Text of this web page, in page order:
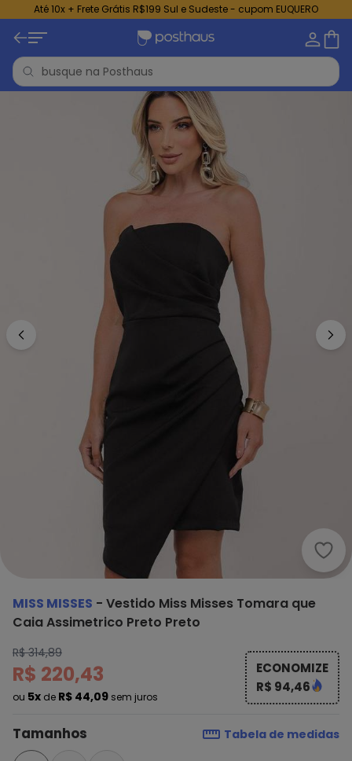
Até 10x + Frete Grátis R$199 Sul e Sudeste - cupom EUQUERO
MISS MISSES - Vestido Miss Misses Tomara que
Caia Assimetrico Preto Preto
R$ 314,89
R$ 220,43
ou 5x de R$ 44,09 sem juros
ECONOMIZE
R$ 94,46
Tamanhos Tabela de medidas